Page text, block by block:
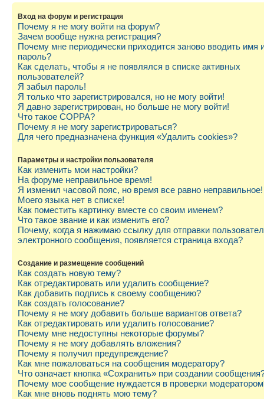
Вход на форум и регистрация
Почему я не могу войти на форум?
Зачем вообще нужна регистрация?
Почему мне периодически приходится заново вводить имя
пароль?
Как сделать, чтобы я не появлялся в списке активных
пользователей?
Я забыл пароль!
Я только что зарегистрировался, но не могу войти!
Я давно зарегистрирован, но больше не могу войти!
Что такое COPPA?
Почему я не могу зарегистрироваться?
Для чего предназначена функция «Удалить cookies»?
Параметры и настройки пользователя
Как изменить мои настройки?
На форуме неправильное время!
Я изменил часовой пояс, но время все равно неправильное!
Моего языка нет в списке!
Как поместить картинку вместе со своим именем?
Что такое звание и как изменить его?
Почему, когда я нажимаю ссылку для отправки
электронного сообщения, появляется страница входа?
Создание и размещение сообщений
Как создать новую тему?
Как отредактировать или удалить сообщение?
Как добавить подпись к своему сообщению?
Как создать голосование?
Почему я не могу добавить больше вариантов ответа?
Как отредактировать или удалить голосование?
Почему мне недоступны некоторые форумы?
Почему я не могу добавлять вложения?
Почему я получил предупреждение?
Как мне пожаловаться на сообщения модератору?
Что означает кнопка «Сохранить» при создании
Почему мое сообщение нуждается в проверки
Как мне вновь поднять мою тему?